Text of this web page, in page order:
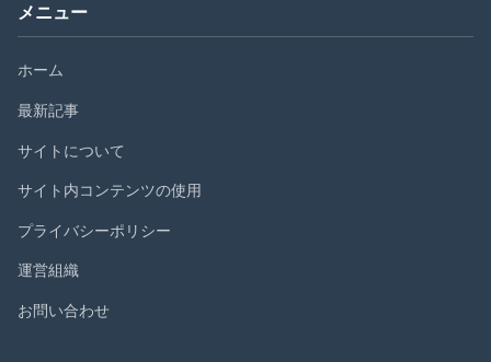
メニュー
ホーム
最新記事
サイトについて
サイト内コンテンツの使用
プライバシーポリシー
運営組織
お問い合わせ